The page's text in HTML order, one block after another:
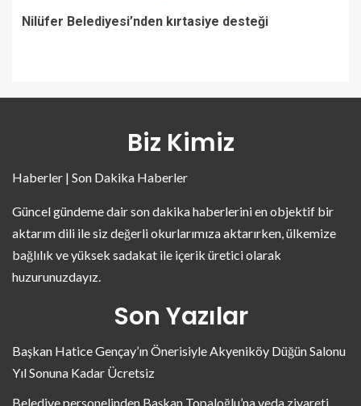
Nilüfer Belediyesi’nden kırtasiye desteği
Biz Kimiz
Haberler | Son Dakika Haberler
Güncel gündeme dair son dakika haberlerini en objektif bir
aktarım dili ile siz değerli okurlarımıza aktarırken, ülkemize
bağlılık ve yüksek sadakat ile içerik üretici olarak
huzurunuzdayız.
Son Yazılar
Başkan Hatice Gençay’ın Önerisiyle Akyeniköy Düğün Salonu
Yıl Sonuna Kadar Ücretsiz
Belediye personelinden Başkan Topaloğlu’na veda ziyareti